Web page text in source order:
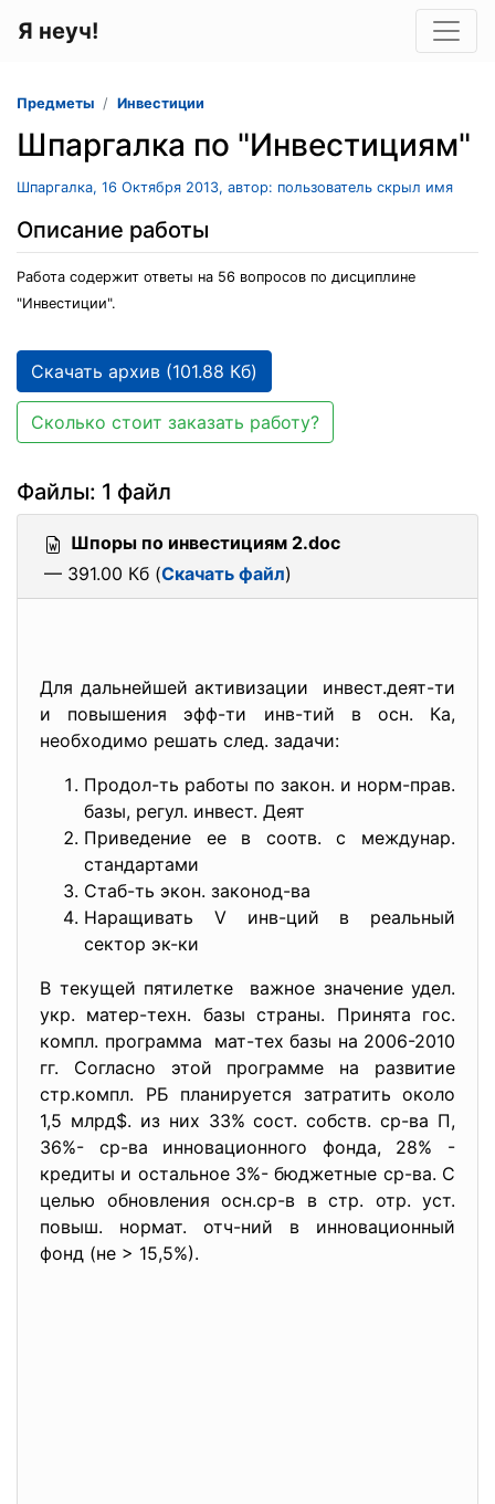
Я неуч!
Предметы Инвестиции
Шпаргалка по "Инвестициям"
Шпаргалка, 16 Октября 2013, автор: пользователь скрыл имя
Описание работы
Работа содержит ответы на 56 вопросов по дисциплине
"Инвестиции".
Скачать архив (101.88 Кб)
Сколько стоит заказать работу?
Файлы: 1 файл
Шпоры по инвестициям 2.doc
— 391.00 Кб (Скачать файл)
Для дальнейшей активизации инвест.деят-ти
и повышения эфф-ти инв-тий в осн. Ка,
необходимо решать след. задачи:
Продол-ть работы по закон. и норм-прав.
базы, регул. инвест. Деят
Приведение ее в соотв. с междунар.
стандартами
Стаб-ть экон. законод-ва
Наращивать V инв-ций в реальный
сектор эк-ки
В текущей пятилетке важное значение удел.
укр. матер-техн. базы страны. Принята гос.
компл. программа мат-тех базы на 2006-2010
гг. Согласно этой программе на развитие
стр.компл. РБ планируется затратить около
1,5 млрд$. из них 33% сост. собств. ср-ва П,
36%- ср-ва инновационного фонда, 28% -
кредиты и остальное 3%- бюджетные ср-ва. С
целью обновления осн.ср-в в стр. отр. уст.
повыш. нормат. отч-ний в инновационный
фонд (не > 15,5%).